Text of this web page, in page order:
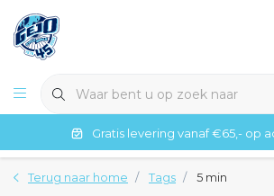
Gratis levering vanaf €65,- op
Terug naar home Tags 5 min